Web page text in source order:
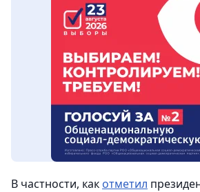
В частности, как отметил